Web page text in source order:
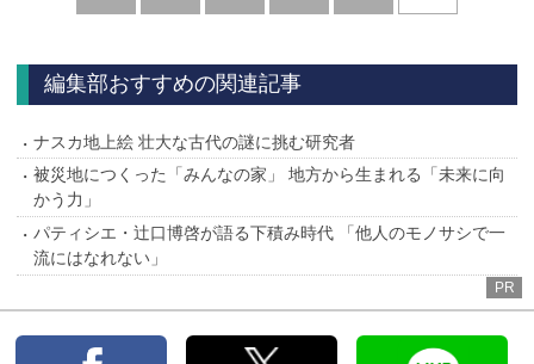
編集部おすすめの関連記事
ナスカ地上絵 壮大な古代の謎に挑む研究者
被災地につくった「みんなの家」 地方から生まれる「未来に向
かう力」
パティシエ・辻口博啓が語る下積み時代 「他人のモノサシで一
流にはなれない」
PR